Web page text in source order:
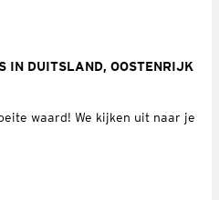
IN DUITSLAND, OOSTENRIJK
waard! We kijken uit naar je